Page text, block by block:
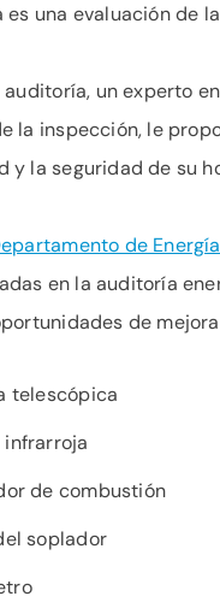
una evaluación de
auditoría, un experto
la inspección, le
y la seguridad de su
de Energía
en la auditoría
de
telescópica
infrarroja
de combustión
soplador